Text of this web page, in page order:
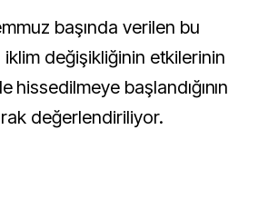
başında verilen bu
değişikliğinin etkilerinin
hissedilmeye başlandığının
değerlendiriliyor.